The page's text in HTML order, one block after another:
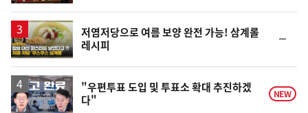
일
영
상
저염저당으로 여름 보양 완전 가능! 삼계롤
레시피
일
영
상
"우편투표 도입 및 투표소 확대 추진하겠
다"
NEW